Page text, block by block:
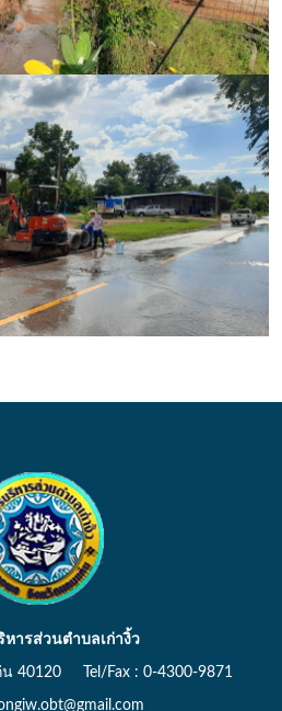
หารส่วนตำบลเก่างิ้ว
40120 Tel/Fax : 0-4300-9871